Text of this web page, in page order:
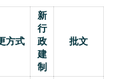
方式
新
行
政
建
制
批文